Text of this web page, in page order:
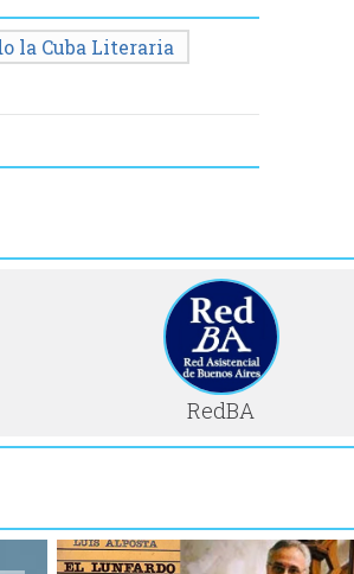
la Cuba Literaria
RedBA